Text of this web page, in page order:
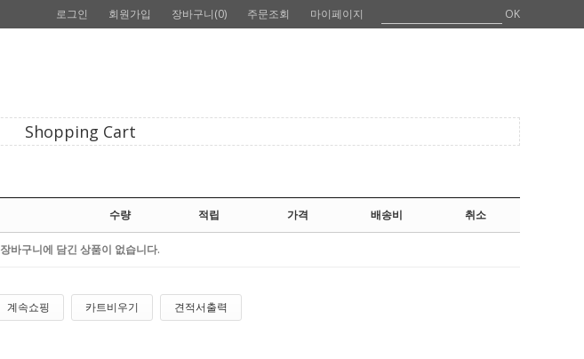
로그인 회원가입 장바구니(0) 주문조회 마이페이지 OK
Shopping Cart
수량 적립 가격 배송비 취소
장바구니에 담긴 상품이 없습니다.
계속쇼핑 카트비우기 견적서출력